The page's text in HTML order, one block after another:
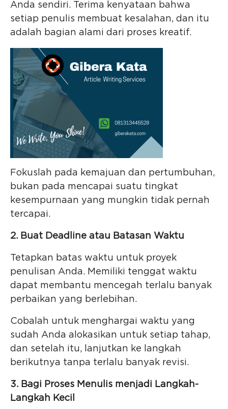
Anda sendiri. Terima kenyataan bahwa
setiap penulis membuat kesalahan, dan itu
adalah bagian alami dari proses kreatif.
Fokuslah pada kemajuan dan pertumbuhan,
bukan pada mencapai suatu tingkat
kesempurnaan yang mungkin tidak pernah
tercapai.
2. Buat Deadline atau Batasan Waktu
Tetapkan batas waktu untuk proyek
penulisan Anda. Memiliki tenggat waktu
dapat membantu mencegah terlalu banyak
perbaikan yang berlebihan.
Cobalah untuk menghargai waktu yang
sudah Anda alokasikan untuk setiap tahap,
dan setelah itu, lanjutkan ke langkah
berikutnya tanpa terlalu banyak revisi.
3. Bagi Proses Menulis menjadi Langkah-
Langkah Kecil